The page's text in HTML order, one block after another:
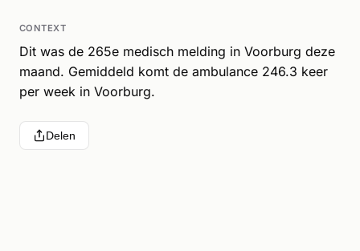
CONTEXT
Dit was de 265e medisch melding in Voorburg deze
maand. Gemiddeld komt de ambulance 246.3 keer
per week in Voorburg.
Delen